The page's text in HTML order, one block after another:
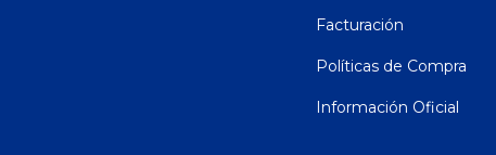
Facturación
Políticas de Compra
Información Oficial